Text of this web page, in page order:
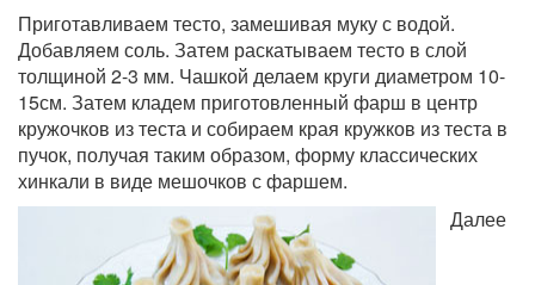
Приготавливаем тесто, замешивая муку с водой.
Добавляем соль. Затем раскатываем тесто в слой
толщиной 2-3 мм. Чашкой делаем круги диаметром 10-
15см. Затем кладем приготовленный фарш в центр
кружочков из теста и собираем края кружков из теста в
пучок, получая таким образом, форму классических
хинкали в виде мешочков с фаршем.
Далее